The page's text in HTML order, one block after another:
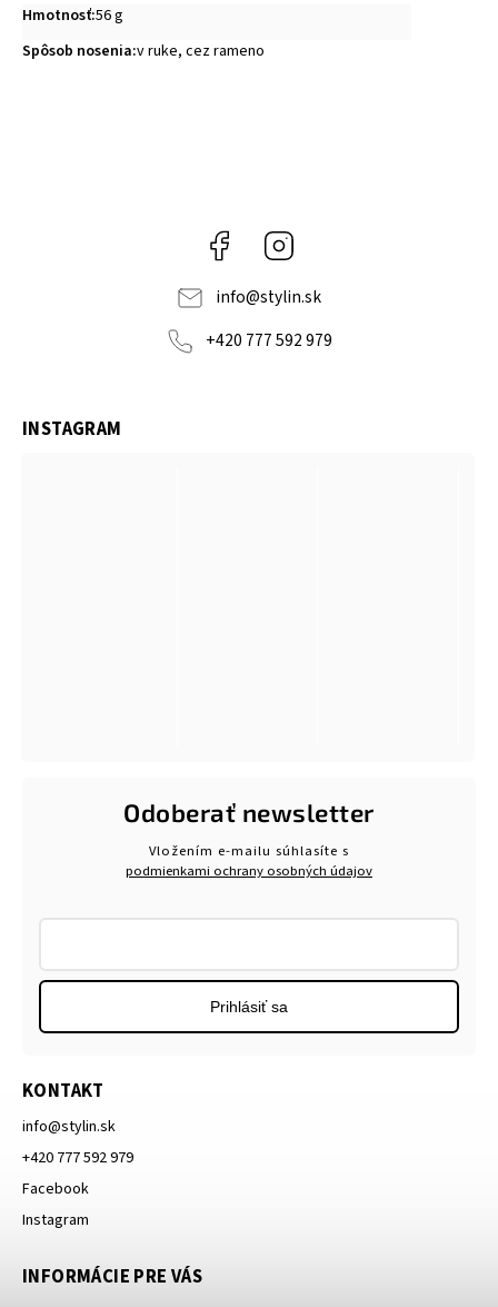
Hmotnosť:56 g
Spôsob nosenia:v ruke, cez rameno
Facebook
info@stylin.sk
+420 777 592 979
KONTAKT
info@stylin.sk
+420 777 592 979
Facebook
Instagram
INFORMÁCIE PRE VÁS
INSTAGRAM
Odoberať newsletter
Vložením e-mailu súhlasíte s
podmienkami ochrany osobných údajov
Prihlásiť sa